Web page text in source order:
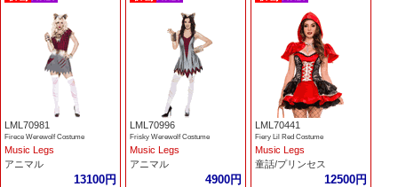
LML70981
Firece Werewolf Costume
Music Legs
アニマル
13100円
LML70996
Frisky Werewolf Costume
Music Legs
アニマル
4900円
LML70441
Fiery Lil Red Costume
Music Legs
童話/プリンセス
12500円